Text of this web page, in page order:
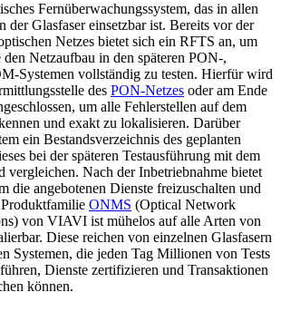
Fernüberwachungssystem, das in allen
der Glasfaser einsetzbar ist. Bereits vor der
Netzes bietet sich ein RFTS an, um
Netzaufbau in den späteren PON-,
Systemen vollständig zu testen. Hierfür wird
des PON-Netzes oder am Ende
um alle Fehlerstellen auf dem
und exakt zu lokalisieren. Darüber
ein Bestandsverzeichnis des geplanten
bei der späteren Testausführung mit dem
vergleichen. Nach der Inbetriebnahme bietet
die angebotenen Dienste freizuschalten und
ONMS (Optical Network
von VIAVI ist mühelos auf alle Arten von
Diese reichen von einzelnen Glasfasern
Systemen, die jeden Tag Millionen von Tests
Dienste zertifizieren und Transaktionen
können.